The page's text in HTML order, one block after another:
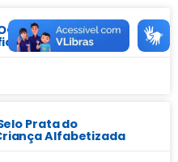
Nº 17/2025 –
Prata do
Alfabetizada